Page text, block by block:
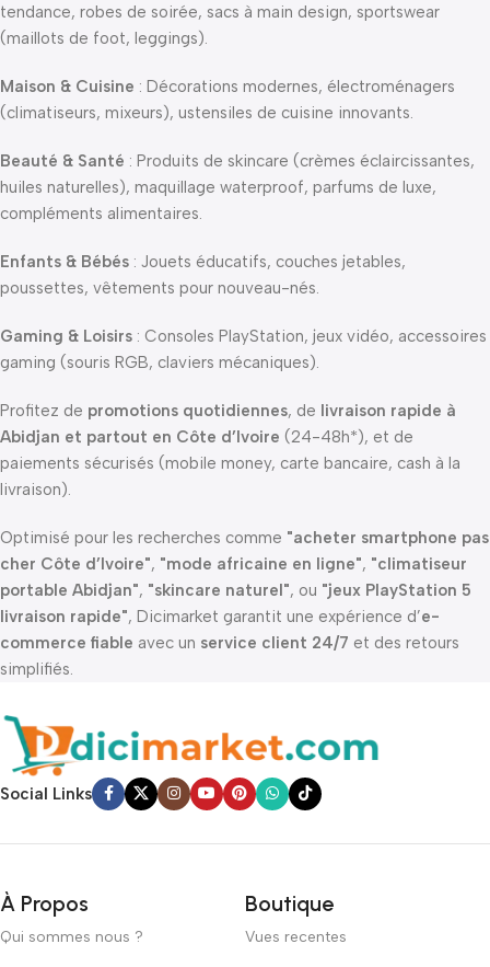
tendance, robes de soirée, sacs à main design, sportswear
(maillots de foot, leggings).
Maison & Cuisine : Décorations modernes, électroménagers
(climatiseurs, mixeurs), ustensiles de cuisine innovants.
Beauté & Santé : Produits de skincare (crèmes éclaircissantes,
huiles naturelles), maquillage waterproof, parfums de luxe,
compléments alimentaires.
Enfants & Bébés : Jouets éducatifs, couches jetables,
poussettes, vêtements pour nouveau-nés.
Gaming & Loisirs : Consoles PlayStation, jeux vidéo, accessoires
gaming (souris RGB, claviers mécaniques).
Profitez de promotions quotidiennes, de livraison rapide à
Abidjan et partout en Côte d’Ivoire (24-48h*), et de
paiements sécurisés (mobile money, carte bancaire, cash à la
livraison).
Optimisé pour les recherches comme "acheter smartphone pas
cher Côte d’Ivoire", "mode africaine en ligne", "climatiseur
portable Abidjan", "skincare naturel", ou "jeux PlayStation 5
livraison rapide", Dicimarket garantit une expérience d’e-
commerce fiable avec un service client 24/7 et des retours
simplifiés.
Social Links
À Propos
Qui sommes nous ?
Boutique
Vues recentes